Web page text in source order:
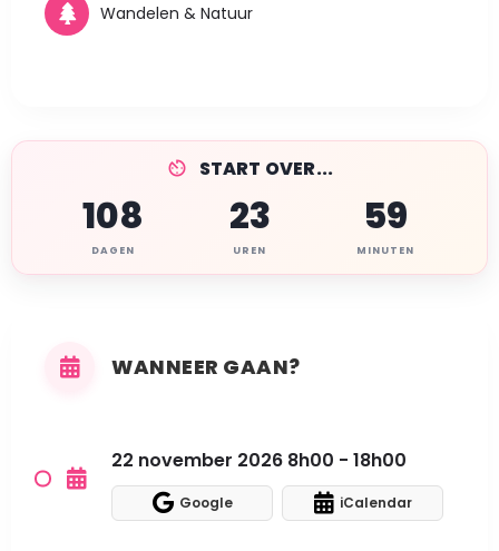
Wandelen & Natuur
START OVER...
108
DAGEN
23
UREN
59
MINUTEN
WANNEER GAAN?
22 november 2026 8h00 - 18h00
Google iCalendar